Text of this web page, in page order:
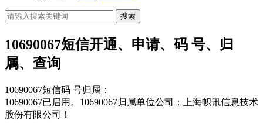
搜索
10690067短信开通、申请、码 号、归
属、查询
10690067短信码 号归属：
10690067已启用。10690067归属单位公司：上海帜讯信息技术
股份有限公司！